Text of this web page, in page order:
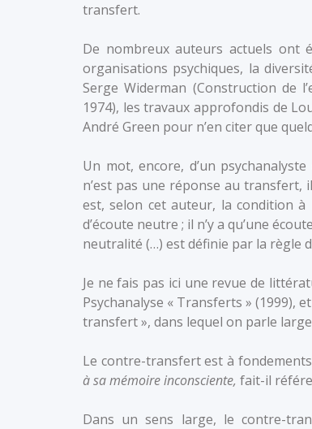
transfert.
De nombreux auteurs actuels ont
organisations psychiques, la
Serge Widerman (Construction de
1974), les travaux approfondis de
André Green pour n’en citer que
Un mot, encore, d’un
n’est pas une réponse au transfert,
est, selon cet auteur, la condition à
d’écoute neutre ; il n’y a qu’une
neutralité (…) est définie par la règle
Je ne fais pas ici une revue de
Psychanalyse « Transferts » (1999),
transfert », dans lequel on parle
Le contre-transfert est à
à sa mémoire inconsciente, fait-il
Dans un sens large, le contre-